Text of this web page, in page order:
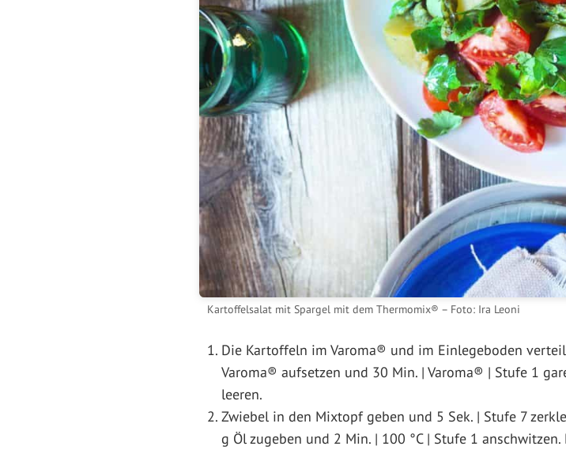
Kartoffelsalat mit Spargel mit dem Thermomix® – Foto: Ira Leoni
Die Kartoffeln im Varoma® und im Einlegeboden
Varoma® aufsetzen und 30 Min. | Varoma® | Stufe 1
leeren.
Zwiebel in den Mixtopf geben und 5 Sek. | Stufe 7
g Öl zugeben und 2 Min. | 100 °C | Stufe 1